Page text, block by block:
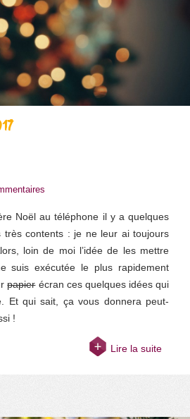
Noël au téléphone il y a quelques
très contents : je ne leur ai toujours
loin de moi l’idée de les mettre
suis exécutée le plus rapidement
papierécran ces quelques idées qui
Et qui sait, ça vous donnera peut-
!
Lire la suite